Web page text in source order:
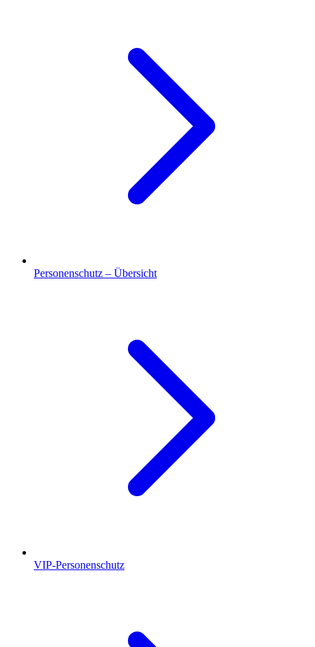
Personenschutz – Übersicht
VIP-Personenschutz